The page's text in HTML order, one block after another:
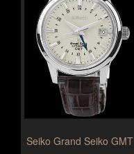
Seiko Grand Seiko GMT